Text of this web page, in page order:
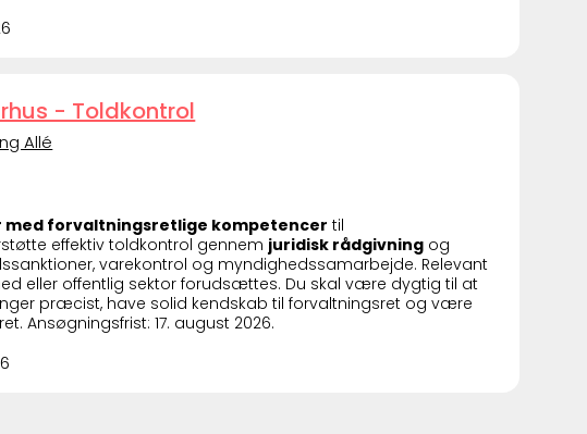
- Toldkontrol
Allé
med forvaltningsretlige kompetencer til
effektiv toldkontrol gennem juridisk rådgivning og
varekontrol og myndighedssamarbejde. Relevant
eller offentlig sektor forudsættes. Du skal være dygtig til at
præcist, have solid kendskab til forvaltningsret og være
Ansøgningsfrist: 17. august 2026.